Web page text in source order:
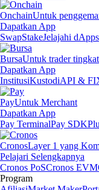
OnchainUntuk
Dapatkan App
SwapStakeJelajahi dApps
BursaUntuk trader
Dapatkan App
InstitusiKustodiAPI &
PayUntuk Merchant
Dapatkan App
Pay TerminalPay SDK
CronosLayer 1 yang
Pelajari Selengkapnya
Cronos PoSCronos EVM
Program